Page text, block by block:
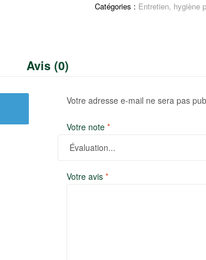
Fibres
Catégories : Entretien, hygiène
Avis (0)
Votre adresse e-mail ne sera pas
Votre note *
Votre avis *